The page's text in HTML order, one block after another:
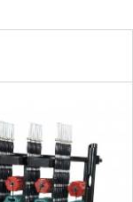
можете быть
испорченного
в прошлом.
грузов, пол и
повреждений и
многие годы.